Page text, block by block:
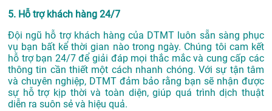
5. Hỗ trợ khách hàng 24/7
Đội ngũ hỗ trợ khách hàng của DTMT luôn sẵn sàng phục
vụ bạn bất kể thời gian nào trong ngày. Chúng tôi cam kết
hỗ trợ bạn 24/7 để giải đáp mọi thắc mắc và cung cấp các
thông tin cần thiết một cách nhanh chóng. Với sự tận tâm
và chuyên nghiệp, DTMT đảm bảo rằng bạn sẽ nhận được
sự hỗ trợ kịp thời và toàn diện, giúp quá trình dịch thuật
diễn ra suôn sẻ và hiệu quả.